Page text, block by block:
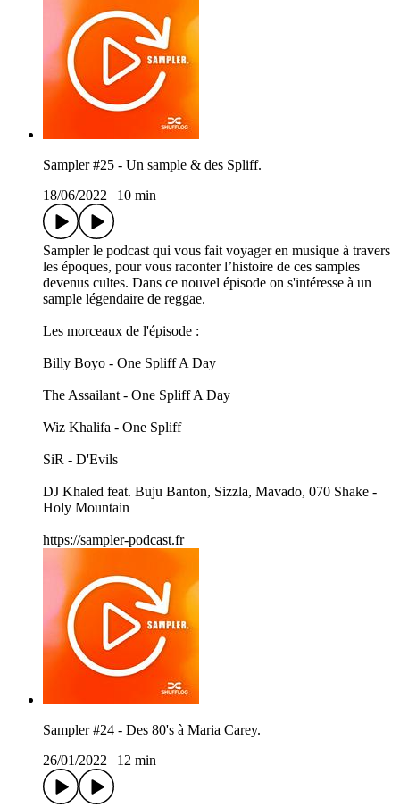
Sampler #25 - Un sample & des Spliff.
18/06/2022
10 min
Sampler le podcast qui vous fait voyager en musique à travers
les époques, pour vous raconter l’histoire de ces samples
devenus cultes. Dans ce nouvel épisode on s'intéresse à un
sample légendaire de reggae.
Les morceaux de l'épisode :
Billy Boyo - One Spliff A Day
The Assailant - One Spliff A Day
Wiz Khalifa - One Spliff
SiR - D'Evils
DJ Khaled feat. Buju Banton, Sizzla, Mavado, 070 Shake -
Holy Mountain
https://sampler-podcast.fr
Sampler #24 - Des 80's à Maria Carey.
26/01/2022
12 min